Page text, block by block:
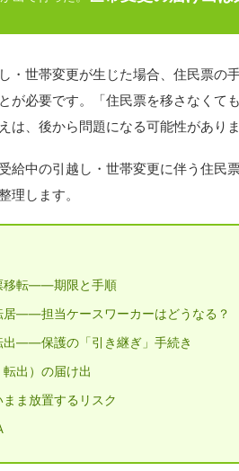
・世帯変更が生じた場合、住民票の
が必要です。「住民票を移さなくて
は、後から問題になる可能性がありま
給中の引越し・世帯変更に伴う住民
理します。
移転——期限と手順
居——担当ケースワーカーはどうなる？
出——保護の「引き継ぎ」手続き
出）の届け出
ま放置するリスク